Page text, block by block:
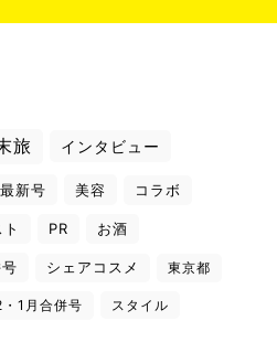
旅 インタビュー
新号 美容 コラボ
PR お酒
シェアコスメ 東京都
1月合併号 スタイル